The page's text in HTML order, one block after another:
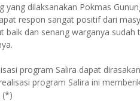
yang dilaksanakan Pokmas
respon sangat positif dari
baik dan senang warganya sudah
program Salira dapat
program Salira ini
(*)